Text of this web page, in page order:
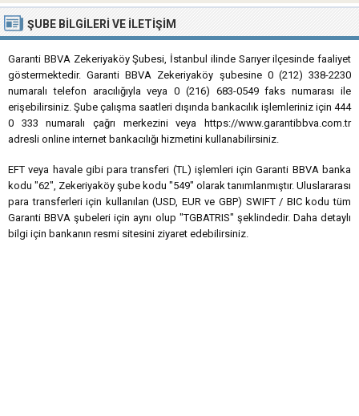
ŞUBE BILGILERI VE İLETIŞIM
Garanti BBVA Zekeriyaköy Şubesi, İstanbul ilinde Sarıyer ilçesinde faaliyet
göstermektedir. Garanti BBVA Zekeriyaköy şubesine 0 (212) 338-2230
numaralı telefon aracılığıyla veya 0 (216) 683-0549 faks numarası ile
erişebilirsiniz. Şube çalışma saatleri dışında bankacılık işlemleriniz için 444
0 333 numaralı çağrı merkezini veya https://www.garantibbva.com.tr
adresli online internet bankacılığı hizmetini kullanabilirsiniz.
EFT veya havale gibi para transferi (TL) işlemleri için Garanti BBVA banka
kodu "62", Zekeriyaköy şube kodu "549" olarak tanımlanmıştır. Uluslararası
para transferleri için kullanılan (USD, EUR ve GBP) SWIFT / BIC kodu tüm
Garanti BBVA şubeleri için aynı olup "TGBATRIS" şeklindedir. Daha detaylı
bilgi için bankanın resmi sitesini ziyaret edebilirsiniz.